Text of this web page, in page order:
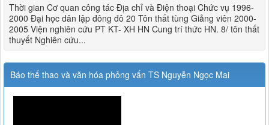
Thời gian Cơ quan công tác Địa chỉ và Điện thoại Chức vụ 1996-
2000 Đại học dân lập đông đô 20 Tôn thất tùng Giảng viên 2000-
2005 Viện nghiên cứu PT KT- XH HN Cung trí thức HN. 8/ tôn thất
thuyết Nghiên cứu...
Báo thể thao và văn hóa phỏng vấn TS Nguyễn Ngọc Mai